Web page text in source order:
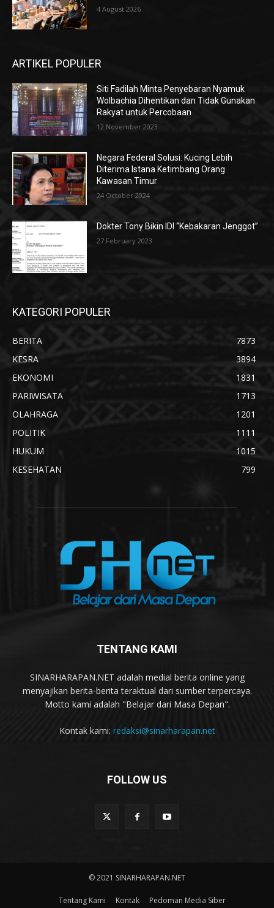
4 August 2026
ARTIKEL POPULER
Siti Fadilah Minta Penyebaran Nyamuk
Wolbachia Dihentikan dan Tidak Gunakan
Rakyat untuk Percobaan
12 November 2023
Negara Federal Solusi: Kucing Lebih
Diterima Istana Ketimbang Orang
Kawasan Timur
24 October 2024
Dokter Tony Bikin IDI “Kebakaran Jenggot”
27 February 2023
KATEGORI POPULER
BERITA
7873
KESRA
3894
EKONOMI
1831
PARIWISATA
1713
OLAHRAGA
1201
POLITIK
1111
HUKUM
1015
KESEHATAN
799
TENTANG KAMI
SINARHARAPAN.NET adalah medial berita online yang
menyajikan berita-berita teraktual dari sumber terpercaya.
Motto kami adalah "Belajar dari Masa Depan".
Kontak kami: redaksi@sinarharapan.net
FOLLOW US
© 2021 SINARHARAPAN.NET
Tentang Kami Kontak Pedoman Media Siber